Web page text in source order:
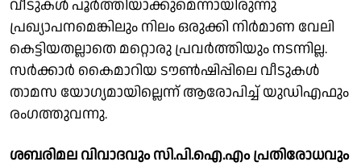
വീടുകൾ പൂര്‍ത്തിയാക്കുമെന്നായിരുന്നു
പ്രഖ്യാപനമെങ്കിലും നിലം ഒരുക്കി നിര്‍മാണ വേലി
കെട്ടിയതല്ലാതെ മറ്റൊരു പ്രവര്‍ത്തിയും നടന്നില്ല.
സര്‍ക്കാര്‍ കൈമാറിയ ടൗണ്‍ഷിപ്പിലെ വീടുകള്‍
താമസ യോഗ്യമായില്ലെന്ന് ആരോപിച്ച് യുഡിഎഫും
രംഗത്തുവന്നു.
ശബരിമല വിവാദവും സി.പി.ഐ.എം പ്രതിരോധവും